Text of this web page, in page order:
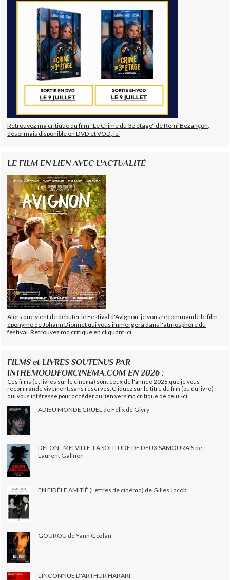
Retrouvez ma critique du film "Le Crime du 3e étage" de Rémi Bezançon,
désormais disponible en DVD et VOD, ici
LE FILM EN LIEN AVEC L'ACTUALITÉ
Alors que vient de débuter le Festival d'Avignon, je vous recommande le film
éponyme de Johann Dionnet qui vous immergera dans l'atmosphère du
festival. Retrouvez ma critique en cliquant ici.
FILMS et LIVRES SOUTENUS PAR
INTHEMOODFORCINEMA.COM EN 2026 :
Ces films (et livres sur le cinéma) sont ceux de l'année 2026 que je vous
recommande vivement, sans réserves. Cliquez sur le titre du film (ou du livre)
qui vous intéresse pour accéder au lien vers ma critique de celui-ci.
ADIEU MONDE CRUEL de Félix de Givry
DELON - MELVILLE, LA SOLITUDE DE DEUX SAMOURAÏS de
Laurent Galinon
EN FIDÈLE AMITIÉ (Lettres de cinéma) de Gilles Jacob
GOUROU de Yann Gozlan
L'INCONNUE D'ARTHUR HARARI